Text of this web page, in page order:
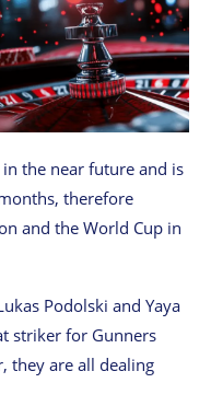
the near future and is
therefore
and the World Cup in
Podolski and Yaya
striker for Gunners
they are all dealing